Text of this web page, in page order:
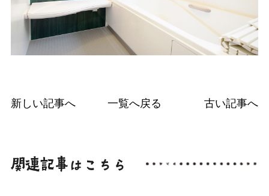
新しい記事へ 一覧へ戻る 古い記事へ